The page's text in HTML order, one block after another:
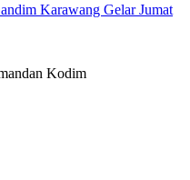
Karawang Gelar Jumat
Kodim